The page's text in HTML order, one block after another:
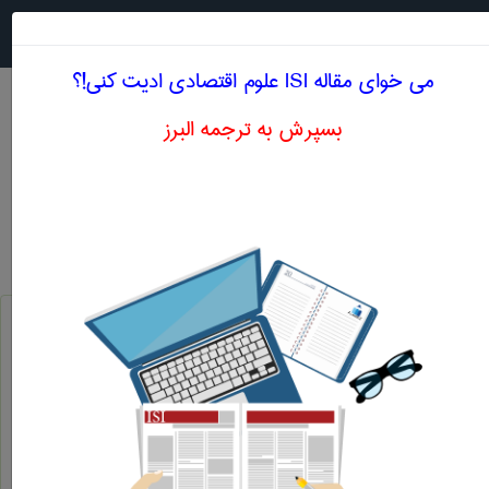
معادل انگلیسی اهمیت اقتصادی
علوم اقتصادی
اهمیت اقتصادی
می خوای مقاله ISI علوم اقتصادی ادیت کنی!؟
بسپرش به ترجمه البرز